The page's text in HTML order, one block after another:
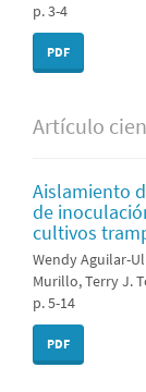
p. 3-4
PDF
Artículo
Aislamiento
de
cultivos
Wendy Aguilar-
Murillo, Terry J.
p. 5-14
PDF